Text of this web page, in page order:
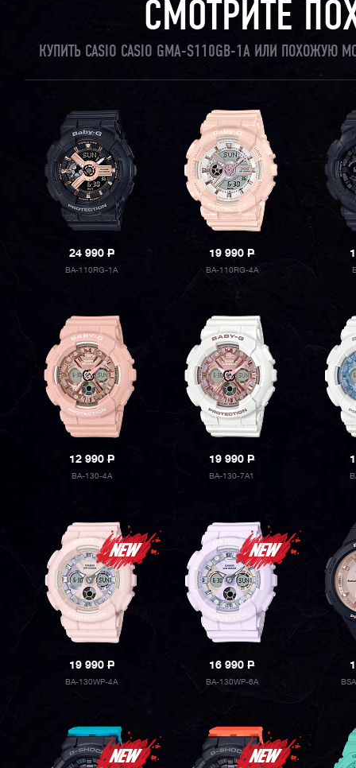
СМОТРИТЕ
КУПИТЬ CASIO CASIO GMA-S110GB-1A ИЛИ ПОХОЖУЮ
24 990P
BA-110RG-1A
19 990P
BA-110RG-4A
12 990P
BA-130-4A
19 990P
BA-130-7A1
19 990P
BA-130WP-4A
16 990P
BA-130WP-6A